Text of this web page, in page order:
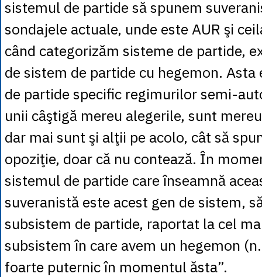
sistemul de partide să spunem
sondajele actuale, unde este AUR şi
când categorizăm sisteme de partide,
de sistem de partide cu hegemon.
de partide specific regimurilor semi-
unii câştigă mereu alegerile, sunt
dar mai sunt şi alţii pe acolo, cât să
opoziţie, doar că nu contează. În
sistemul de partide care înseamnă
suveranistă este acest gen de sistem,
subsistem de partide, raportat la cel
subsistem în care avem un hegemon
foarte puternic în momentul ăsta”.